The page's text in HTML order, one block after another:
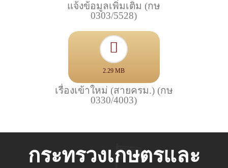
แจ้งข้อมูลเพิ่มเติม (กษ
0303/5528)
2.29 MB
เรื่องเข้าใหม่ (สายครม.) (กษ
0330/4003)
กระทรวงเกษตรและ